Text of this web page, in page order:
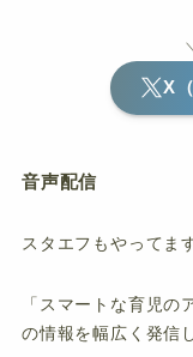
X
音声配信
スタエフもやってま
「スマートな育児の
の情報を幅広く発信